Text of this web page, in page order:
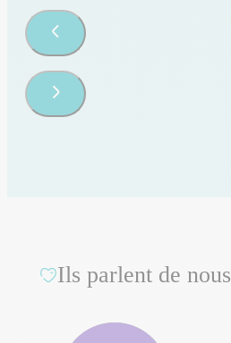
Ils parlent de nous